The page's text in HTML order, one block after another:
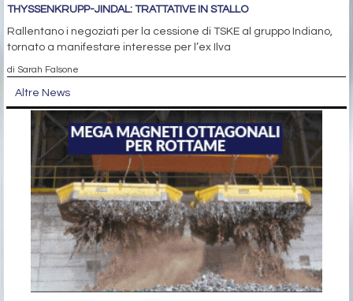
THYSSENKRUPP-JINDAL: TRATTATIVE IN STALLO
Rallentano i negoziati per la cessione di TSKE al gruppo Indiano,
tornato a manifestare interesse per l’ex Ilva
di Sarah Falsone
Altre News